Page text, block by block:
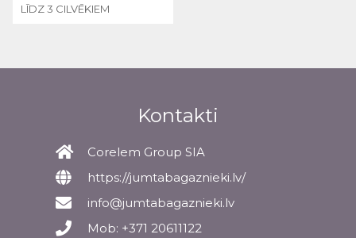
LĪDZ 3 CILVĒKIEM
Kontakti
Corelem Group SIA
https://jumtabagaznieki.lv/
info@jumtabagaznieki.lv
Mob: +371 20611122